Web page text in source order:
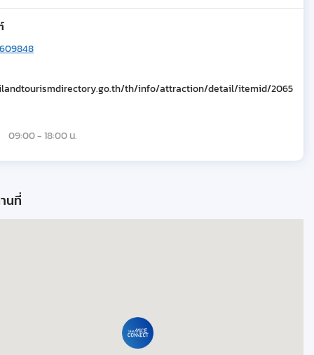
th/info/attraction/detail/itemid/2065
09:00 - 18:00 น.
นที่